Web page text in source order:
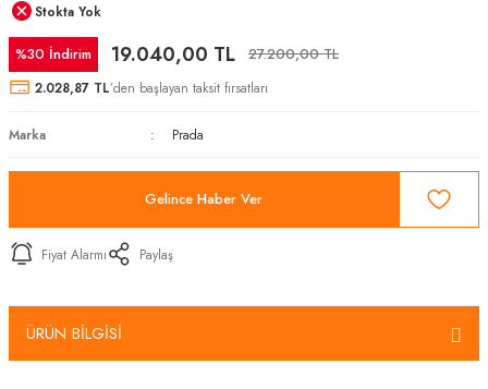
Stokta Yok
%30 İndirim 19.040,00 TL 27.200,00 TL
2.028,87 TL’den başlayan taksit fırsatları
Marka Prada
Gelince Haber Ver
Fiyat Alarmı Paylaş
ÜRÜN BİLGİSİ